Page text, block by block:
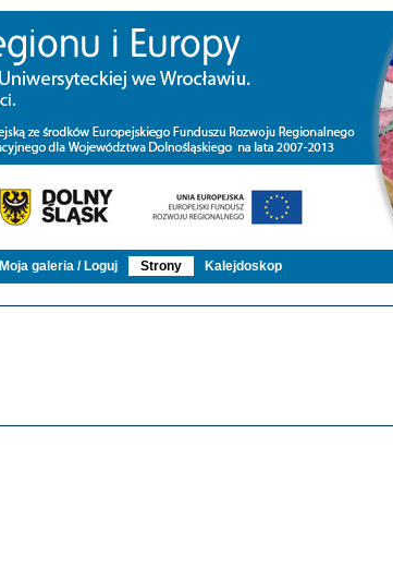
Moja galeria / Loguj Strony Kalejdoskop